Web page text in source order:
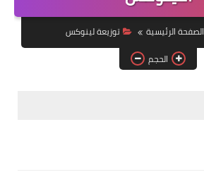
ويندوز 8.1
ويندوز 7
ويندوز xp
الصفحة الرئيسية
توزيعة لينوكس
الحجم